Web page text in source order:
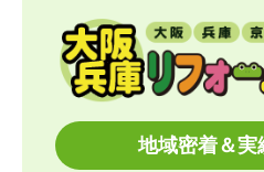
地域密着＆実